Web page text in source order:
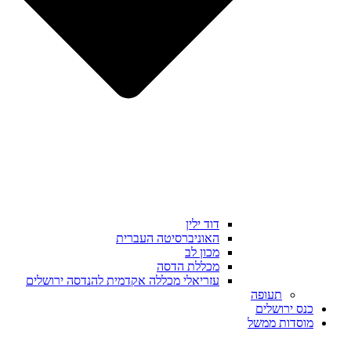
דוד ילין
האוניברסיטה העברית
מכון לב
מכללת הדסה
עזריאלי מכללה אקדמית להנדסה ירושלים
תעופה
כנס ירושלים
מוסדות ממשל